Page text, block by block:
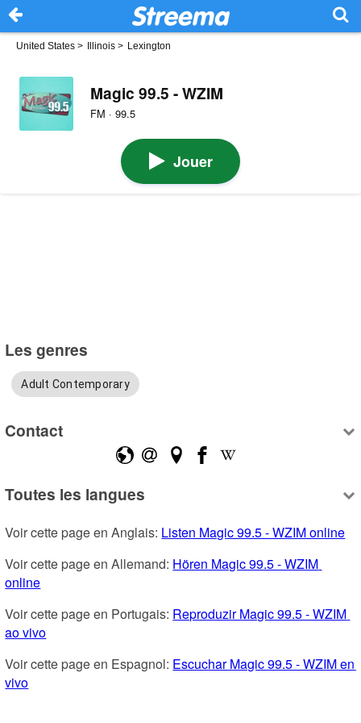
United States > Illinois > Lexington
Magic 99.5 - WZIM
FM · 99.5
Jouer
Les genres
Adult Contemporary
Contact
Toutes les langues
Voir cette page en Anglais: Listen Magic 99.5 - WZIM online
Voir cette page en Allemand: Hören Magic 99.5 - WZIM
online
Voir cette page en Portugais: Reproduzir Magic 99.5 - WZIM
ao vivo
Voir cette page en Espagnol: Escuchar Magic 99.5 - WZIM en
vivo